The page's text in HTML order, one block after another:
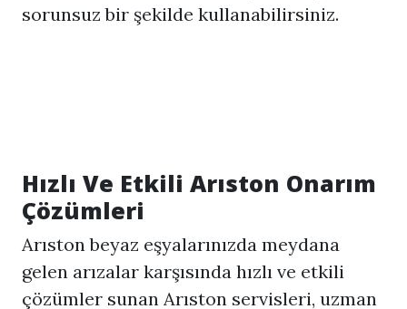
sorunsuz bir şekilde kullanabilirsiniz.
Hızlı Ve Etkili Arıston Onarım
Çözümleri
Arıston beyaz eşyalarınızda meydana
gelen arızalar karşısında hızlı ve etkili
çözümler sunan Arıston servisleri, uzman